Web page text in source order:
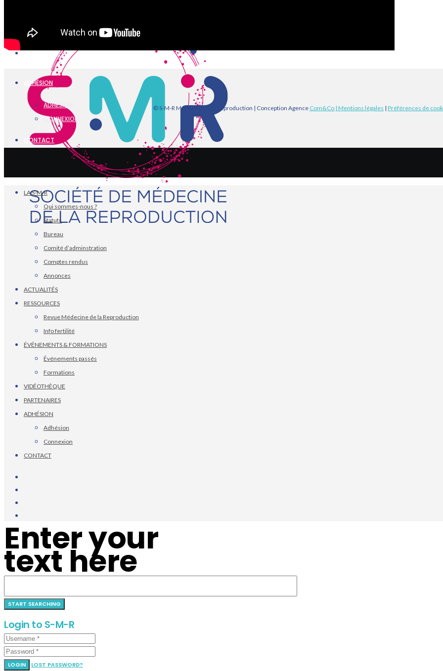
PARTENAIRES
ADHÉSION
ADHÉSION
CONNEXION
CONTACT
© S-M-R Médecine de la reproduction | Conception Agence Com&Co | Mentions légales | Préférences de
LA S-M-R
Qui sommes-nous ?
Statuts
Bureau
Comité d’adminstration
Comptes rendus
Annonces
ACTUALITÉS
RESSOURCES
Revue Médecine de la Reproduction
Info fertilité
ÉVÉNEMENTS & FORMATIONS
Événements passés
Formations
VIDÉOTHÈQUE
PARTENAIRES
ADHÉSION
Adhésion
Connexion
CONTACT
Enter your
text here
Login to S-M-R
LOGIN LOST PASSWORD?